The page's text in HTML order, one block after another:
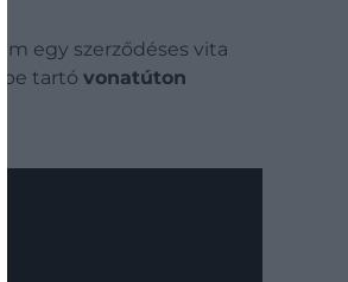
egy szerződéses vita
tartó vonatúton